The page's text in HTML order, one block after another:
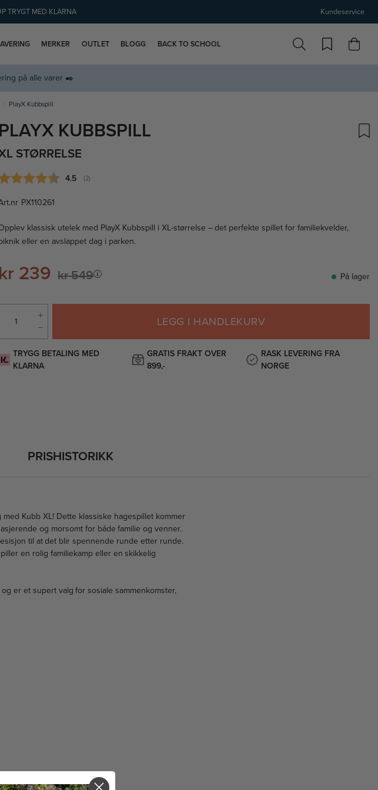
TRYGT MED KLARNA Kundeservice
MERKER OUTLET BLOGG BACK TO SCHOOL
på alle varer ✒️
PlayX Kubbspill
PLAYX KUBBSPILL
STØRRELSE
Gjennomsnittskarakter:
4.5 (stemmer:
2)
PX110261
klassisk utelek med PlayX Kubbspill i XL-størrelse – det perfekte spillet for familiekvelder,
eller en avslappet dag i parken.
kr 239 kr 549 På lager
LEGG I HANDLEKURV
TRYGG BETALING MED
KLARNA
GRATIS FRAKT OVER
899,-
RASK LEVERING FRA
NORGE
PRISHISTORIKK
Kubb XL! Dette klassiske hagespillet kommer
og morsomt for både familie og venner.
til at det blir spennende runde etter runde.
en rolig familiekamp eller en skikkelig
er et supert valg for sosiale sammenkomster,